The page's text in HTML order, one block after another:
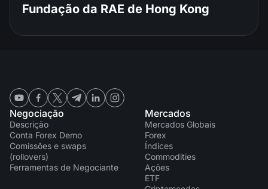
Fundação da RAE de Hong Kong
Negociação
Descrição
Conta Forex Demo
Comissões e swaps
(rollovers)
Ferramentas de Negociante
Mercados
Mercados Globais
Forex
Índices
Commodities
Ações
ETF